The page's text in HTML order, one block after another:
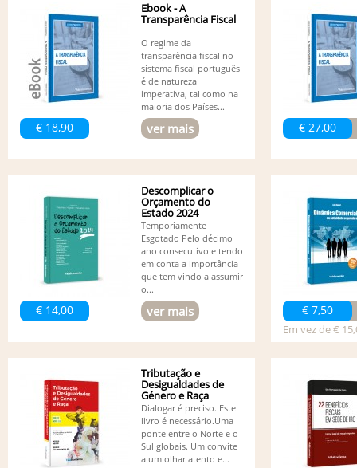
€ 18,90
Ebook - A
Transparência Fiscal
O regime da
transparência fiscal no
sistema fiscal português
é de natureza
imperativa, tal como na
maioria dos Países...
ver mais € 27,00
€ 14,00
Descomplicar o
Orçamento do
Estado 2024
Temporiamente
Esgotado Pelo décimo
ano consecutivo e tendo
em conta a importância
que tem vindo a assumir
o...
ver mais € 7,50
Em vez de €
Tributação e
Desigualdades de
Género e Raça
Dialogar é preciso. Este
livro é necessário.Uma
ponte entre o Norte e o
Sul globais. Um convite
a um olhar atento e...